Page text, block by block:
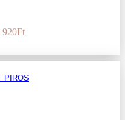
920FtCurrent
is:
15
920Ft.
PIROS